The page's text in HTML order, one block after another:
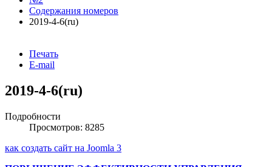
Содержания номеров
2019-4-6(ru)
Печать
E-mail
2019-4-6(ru)
Подробности
Просмотров: 8285
как создать сайт на Joomla 3